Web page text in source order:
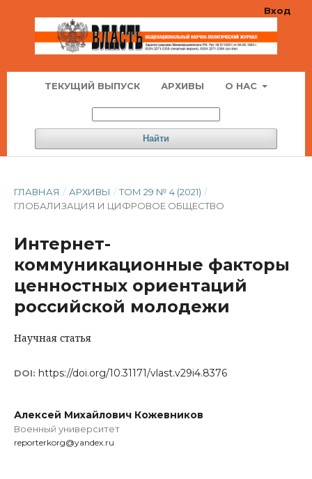
ТЕКУЩИЙ ВЫПУСК АРХИВЫ О НАС
Найти
Вход
ГЛАВНАЯ / АРХИВЫ / ТОМ 29 № 4 (2021) /
ГЛОБАЛИЗАЦИЯ И ЦИФРОВОЕ ОБЩЕСТВО
Интернет-
коммуникационные факторы
ценностных ориентаций
российской молодежи
Научная статья
DOI: https://doi.org/10.31171/vlast.v29i4.8376
Алексей Михайлович Кожевников
Военный университет
reporterkorg@yandex.ru